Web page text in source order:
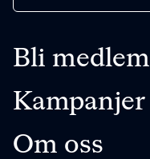
Bli medlem
Kampanjer
Om oss